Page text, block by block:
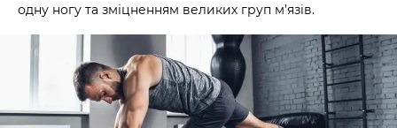
одну ногу та зміцненням великих груп м’язів.